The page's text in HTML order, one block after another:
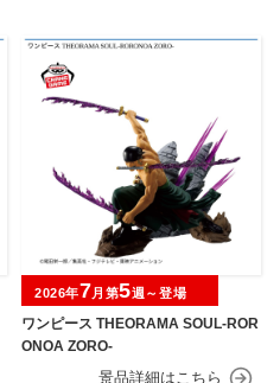
ワンピース THEORAMA SOUL-ROR
ONOA ZORO-
2026年7月第5週～登場